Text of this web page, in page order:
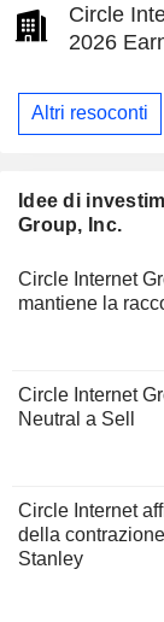
Circle
2026
Altri resoconti
Idee di
Group, Inc.
Circle Internet
mantiene la
Circle Internet
Neutral a Sell
Circle Internet
della
Stanley